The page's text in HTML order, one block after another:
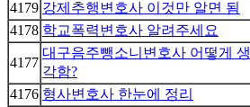
4179 강제추행변호사 이것만 알면 됨
4178 학교폭력변호사 알려주세요
4177
대구음주뺑소니변호사 어떻게 생
각함?
4176 형사변호사 한눈에 정리